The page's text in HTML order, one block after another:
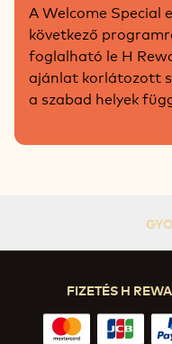
A Welcome Special
következő
foglalható le H
ajánlat korlátozott
a szabad helyek
FIZETÉS H